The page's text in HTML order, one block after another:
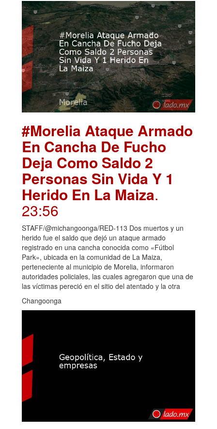
#Morelia Ataque Armado
En Cancha De Fucho
Deja Como Saldo 2
Personas Sin Vida Y 1
Herido En La Maiza.
23:56
STAFF/@michangoonga/RED-113 Dos muertos y un
herido fue el saldo que dejó un ataque armado
registrado en una cancha conocida como «Fútbol
Park», ubicada en la comunidad de La Maiza,
perteneciente al municipio de Morelia, informaron
autoridades policiales, las cuales agregaron que una de
las víctimas pereció en el sitio del atentado y la otra
Changoonga